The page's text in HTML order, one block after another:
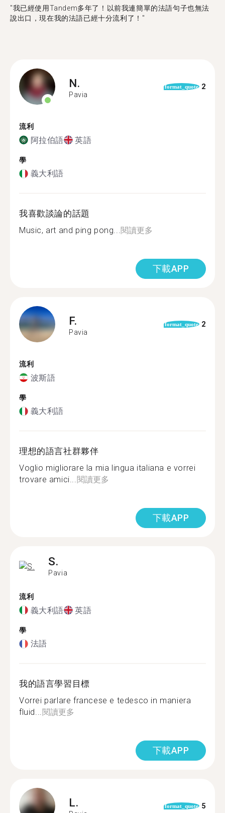
"我已經使用Tandem多年了！以前我連簡單的法語句子也無法
說出口，現在我的法語已經十分流利了！"
N.
Pavia
format_quote 2
流利
阿拉伯語 英語
學
義大利語
我喜歡談論的話題
Music, art and ping pong...閱讀更多
下載APP
F.
Pavia
format_quote 2
流利
波斯語
學
義大利語
理想的語言社群夥伴
Voglio migliorare la mia lingua italiana e vorrei
trovare amici...閱讀更多
下載APP
S.
Pavia
流利
義大利語 英語
學
法語
我的語言學習目標
Vorrei parlare francese e tedesco in maniera
fluid...閱讀更多
下載APP
L. format_quote 5